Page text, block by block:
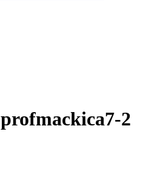
profmackica7-2